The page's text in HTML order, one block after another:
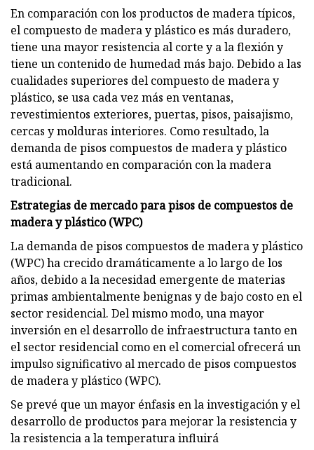
En comparación con los productos de madera típicos,
el compuesto de madera y plástico es más duradero,
tiene una mayor resistencia al corte y a la flexión y
tiene un contenido de humedad más bajo. Debido a las
cualidades superiores del compuesto de madera y
plástico, se usa cada vez más en ventanas,
revestimientos exteriores, puertas, pisos, paisajismo,
cercas y molduras interiores. Como resultado, la
demanda de pisos compuestos de madera y plástico
está aumentando en comparación con la madera
tradicional.
Estrategias de mercado para pisos de compuestos de
madera y plástico (WPC)
La demanda de pisos compuestos de madera y plástico
(WPC) ha crecido dramáticamente a lo largo de los
años, debido a la necesidad emergente de materias
primas ambientalmente benignas y de bajo costo en el
sector residencial. Del mismo modo, una mayor
inversión en el desarrollo de infraestructura tanto en
el sector residencial como en el comercial ofrecerá un
impulso significativo al mercado de pisos compuestos
de madera y plástico (WPC).
Se prevé que un mayor énfasis en la investigación y el
desarrollo de productos para mejorar la resistencia y
la resistencia a la temperatura influirá